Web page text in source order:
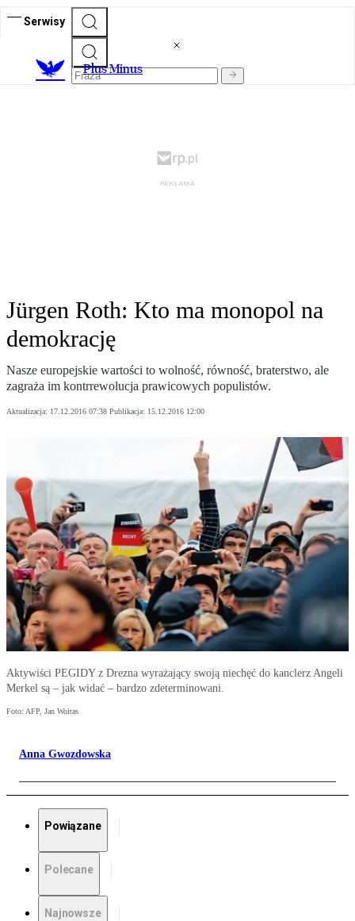
Serwisy
Plus Minus
Jürgen Roth: Kto ma monopol na
demokrację
Nasze europejskie wartości to wolność, równość, braterstwo, ale
zagraża im kontrrewolucja prawicowych populistów.
Aktualizacja: 17.12.2016 07:38 Publikacja: 15.12.2016 12:00
Aktywiści PEGIDY z Drezna wyrażający swoją niechęć do kanclerz Angeli
Merkel są – jak widać – bardzo zdeterminowani.
Foto: AFP, Jan Woitas
Anna Gwozdowska
Powiązane
Polecane
Najnowsze